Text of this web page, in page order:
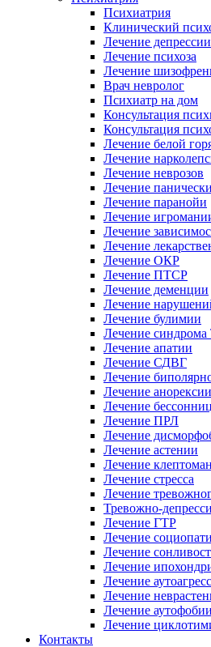
Психиатрия
Клинический
Лечение депрессии
Лечение психоза
Лечение
Врач невролог
Психиатр на дом
Консультация
Консультация
Лечение белой
Лечение
Лечение неврозов
Лечение
Лечение паранойи
Лечение
Лечение
Лечение
Лечение ОКР
Лечение ПТСР
Лечение деменции
Лечение
Лечение булимии
Лечение синдрома
Лечение апатии
Лечение СДВГ
Лечение
Лечение анорексии
Лечение
Лечение ПРЛ
Лечение
Лечение астении
Лечение
Лечение стресса
Лечение
Тревожно-
Лечение ГТР
Лечение
Лечение
Лечение
Лечение
Лечение
Лечение аутофобии
Лечение
Контакты